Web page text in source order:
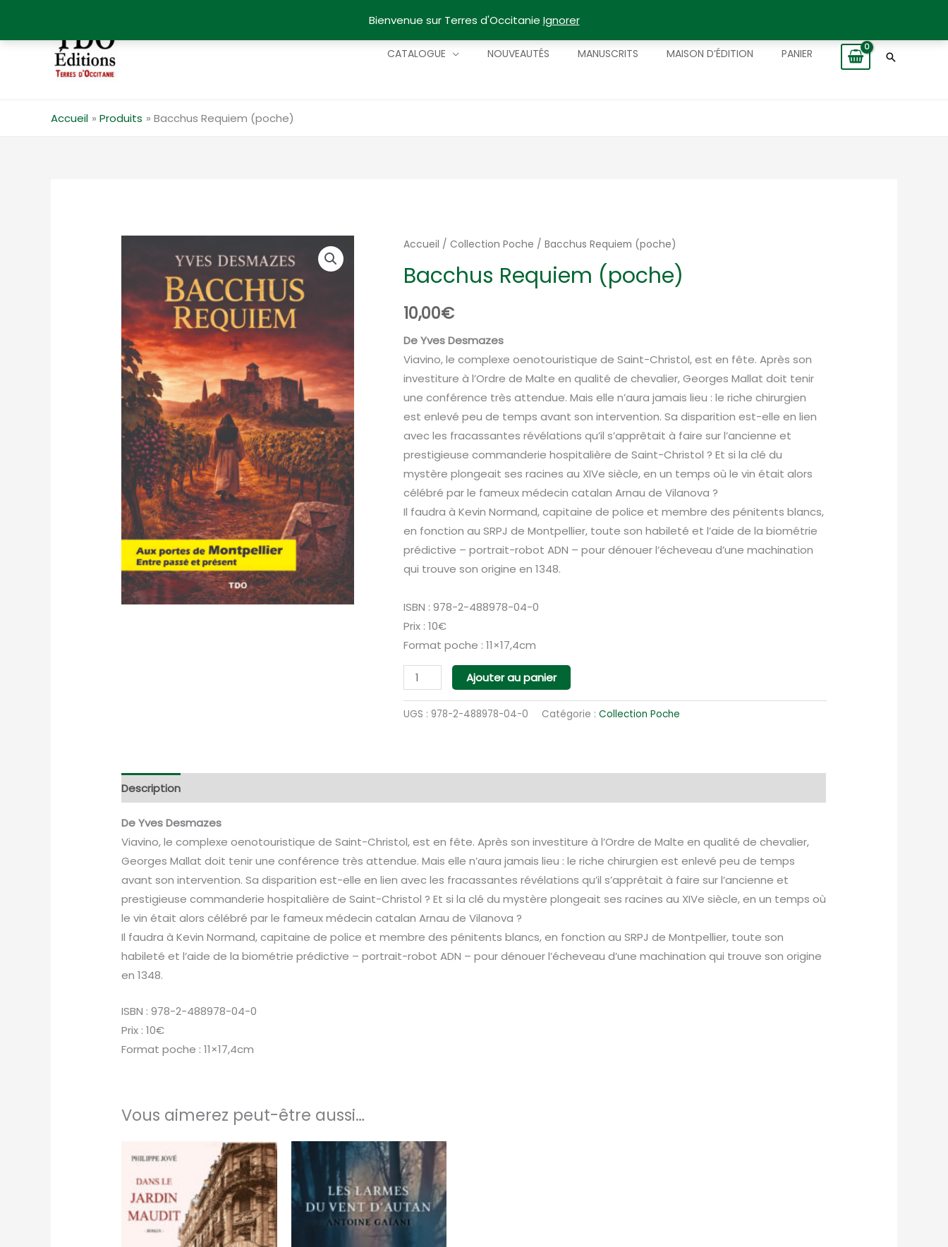
Bienvenue sur Terres d'Occitanie Ignorer
CATALOGUE NOUVEAUTÉS MANUSCRITS MAISON D’ÉDITION PANIER
Accueil Produits Bacchus Requiem (poche)
Accueil /Collection Poche / Bacchus Requiem (poche)
Bacchus Requiem (poche)
10,00€
De Yves Desmazes
Viavino, le complexe oenotouristique de Saint-Christol, est en fête. Après son
investiture à l’Ordre de Malte en qualité de chevalier, Georges Mallat doit tenir
une conférence très attendue. Mais elle n’aura jamais lieu : le riche chirurgien
est enlevé peu de temps avant son intervention. Sa disparition est-elle en lien
avec les fracassantes révélations qu’il s’apprêtait à faire sur l’ancienne et
prestigieuse commanderie hospitalière de Saint-Christol ? Et si la clé du
mystère plongeait ses racines au XIVe siècle, en un temps où le vin était alors
célébré par le fameux médecin catalan Arnau de Vilanova ?
Il faudra à Kevin Normand, capitaine de police et membre des pénitents blancs,
en fonction au SRPJ de Montpellier, toute son habileté et l’aide de la biométrie
prédictive – portrait-robot ADN – pour dénouer l’écheveau d’une machination
qui trouve son origine en 1348.
ISBN : 978-2-488978-04-0
Prix : 10€
Format poche : 11×17,4cm
quantité
de
Bacchus
Ajouter au panier
UGS :978-2-488978-04-0 Catégorie :Collection Poche
Description
De Yves Desmazes
Viavino, le complexe oenotouristique de Saint-Christol, est en fête. Après son investiture à l’Ordre de Malte en qualité de chevalier,
Georges Mallat doit tenir une conférence très attendue. Mais elle n’aura jamais lieu : le riche chirurgien est enlevé peu de temps
avant son intervention. Sa disparition est-elle en lien avec les fracassantes révélations qu’il s’apprêtait à faire sur l’ancienne et
prestigieuse commanderie hospitalière de Saint-Christol ? Et si la clé du mystère plongeait ses racines au XIVe siècle, en un temps où
le vin était alors célébré par le fameux médecin catalan Arnau de Vilanova ?
Il faudra à Kevin Normand, capitaine de police et membre des pénitents blancs, en fonction au SRPJ de Montpellier, toute son
habileté et l’aide de la biométrie prédictive – portrait-robot ADN – pour dénouer l’écheveau d’une machination qui trouve son origine
en 1348.
ISBN : 978-2-488978-04-0
Prix : 10€
Format poche : 11×17,4cm
Vous aimerez peut-être aussi…